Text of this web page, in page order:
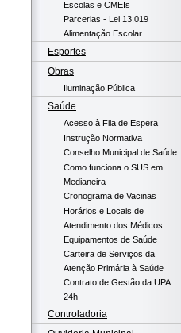
Escolas e CMEIs
Parcerias - Lei 13.019
Alimentação Escolar
Esportes
Obras
Iluminação Pública
Saúde
Acesso à Fila de Espera
Instrução Normativa
Conselho Municipal de Saúde
Como funciona o SUS em
Medianeira
Cronograma de Vacinas
Horários e Locais de
Atendimento dos Médicos
Equipamentos de Saúde
Carteira de Serviços da
Atenção Primária à Saúde
Contrato de Gestão da UPA
24h
Controladoria